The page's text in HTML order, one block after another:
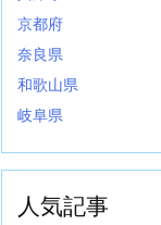
京都府
奈良県
和歌山県
岐阜県
人気記事